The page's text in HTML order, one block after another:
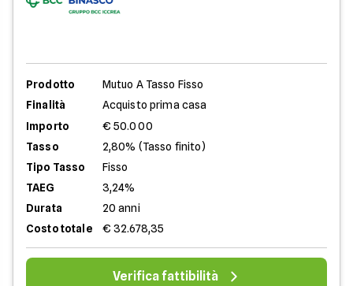
Prodotto
Mutuo A Tasso Fisso
Finalità
Acquisto prima casa
Importo
€ 50.000
Tasso
2,80% (Tasso finito)
Tipo Tasso
Fisso
TAEG
3,24%
Durata
20 anni
Costo totale
€ 32.678,35
Verifica fattibilità